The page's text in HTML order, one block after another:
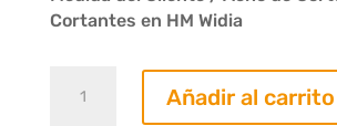
Cortantes en HM Widia
Recta
Añadir al carrito